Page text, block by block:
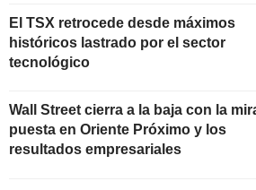
El TSX retrocede desde máximos
históricos lastrado por el sector
tecnológico
Wall Street cierra a la baja con la
puesta en Oriente Próximo y los
resultados empresariales